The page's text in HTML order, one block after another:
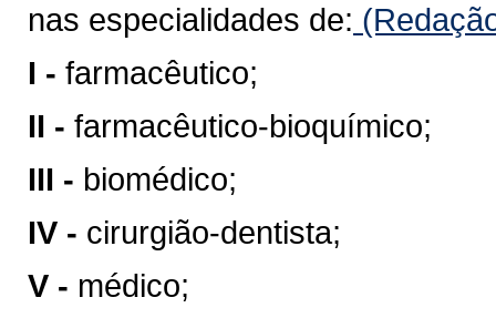
nas especialidades de:
I - farmacêutico;
II - farmacêutico-bioquímico;
III - biomédico;
IV - cirurgião-dentista;
V - médico;